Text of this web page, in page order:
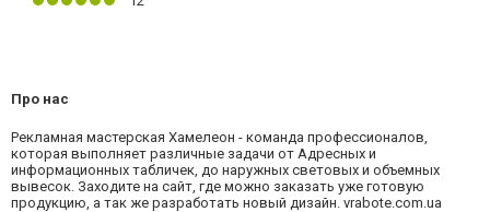
Про нас
Рекламная мастерская Хамелеон - команда профессионалов,
которая выполняет различные задачи от Адресных и
информационных табличек, до наружных световых и объемных
вывесок. Заходите на сайт, где можно заказать уже готовую
продукцию, а так же разработать новый дизайн. vrabote.com.ua